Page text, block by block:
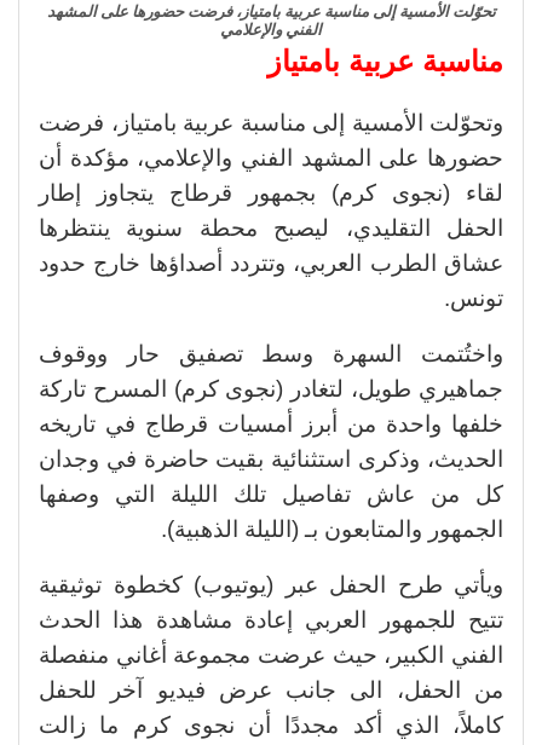
تحوّلت الأمسية إلى مناسبة عربية بامتياز، فرضت حضورها على المشهد
الفني والإعلامي
مناسبة عربية بامتياز
وتحوّلت الأمسية إلى مناسبة عربية بامتياز، فرضت
حضورها على المشهد الفني والإعلامي، مؤكدة أن
لقاء (نجوى كرم) بجمهور قرطاج يتجاوز إطار
الحفل التقليدي، ليصبح محطة سنوية ينتظرها
عشاق الطرب العربي، وتتردد أصداؤها خارج حدود
تونس.
واختُتمت السهرة وسط تصفيق حار ووقوف
جماهيري طويل، لتغادر (نجوى كرم) المسرح تاركة
خلفها واحدة من أبرز أمسيات قرطاج في تاريخه
الحديث، وذكرى استثنائية بقيت حاضرة في وجدان
كل من عاش تفاصيل تلك الليلة التي وصفها
الجمهور والمتابعون بـ (الليلة الذهبية).
ويأتي طرح الحفل عبر (يوتيوب) كخطوة توثيقية
تتيح للجمهور العربي إعادة مشاهدة هذا الحدث
الفني الكبير، حيث عرضت مجموعة أغاني منفصلة
من الحفل، الى جانب عرض فيديو آخر للحفل
كاملاً، الذي أكد مجددًا أن نجوى كرم ما زالت